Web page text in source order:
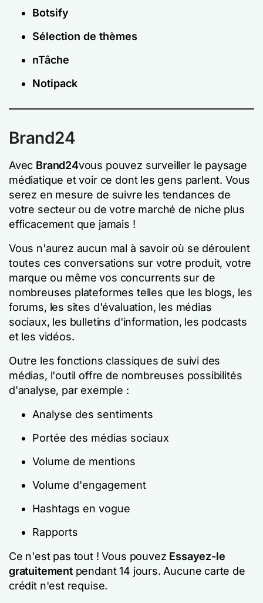
Botsify
Sélection de thèmes
nTâche
Notipack
Brand24
Avec Brand24vous pouvez surveiller le paysage
médiatique et voir ce dont les gens parlent. Vous
serez en mesure de suivre les tendances de
votre secteur ou de votre marché de niche plus
efficacement que jamais !
Vous n'aurez aucun mal à savoir où se déroulent
toutes ces conversations sur votre produit, votre
marque ou même vos concurrents sur de
nombreuses plateformes telles que les blogs, les
forums, les sites d'évaluation, les médias
sociaux, les bulletins d'information, les podcasts
et les vidéos.
Outre les fonctions classiques de suivi des
médias, l'outil offre de nombreuses possibilités
d'analyse, par exemple :
Analyse des sentiments
Portée des médias sociaux
Volume de mentions
Volume d'engagement
Hashtags en vogue
Rapports
Ce n'est pas tout ! Vous pouvez Essayez-le
gratuitementpendant 14 jours. Aucune carte de
crédit n'est requise.